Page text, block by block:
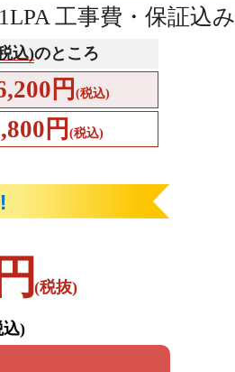
工事費・保証込み
込)のところ
円(税込)
円(税込)
(税抜)
)